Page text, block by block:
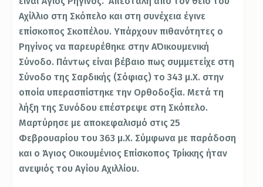
Αχίλλιο στη Σκόπελο και στη συνέχεια έγινε
επίσκοπος Σκοπέλου. Υπάρχουν πιθανότητες ο
Ρηγίνος να παρευρέθηκε στην Α΄Οικουμενική
Σύνοδο. Πάντως είναι βέβαιο πως συμμετείχε στη
Σύνοδο της Σαρδικής (Σόφιας) το 343 μ.Χ. στην
οποία υπερασπίστηκε την Ορθοδοξία. Μετά τη
λήξη της Συνόδου επέστρεψε στη Σκόπελο.
Μαρτύρησε με αποκεφαλισμό στις 25
Φεβρουαρίου του 363 μ.Χ. Σύμφωνα με παράδοση
και ο Άγιος Οικουμένιος Επίσκοπος Τρίκκης ήταν
ανεψιός του Αγίου Αχιλλίου.